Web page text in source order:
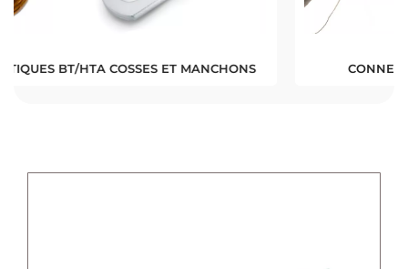
CONNECTIONS HAUTE TENSION (HTA)